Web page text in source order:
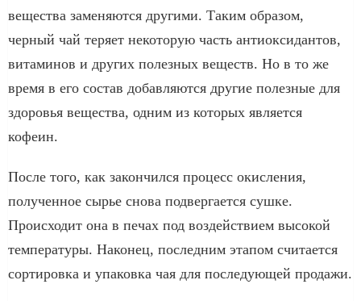
вещества заменяются другими. Таким образом,
черный чай теряет некоторую часть антиоксидантов,
витаминов и других полезных веществ. Но в то же
время в его состав добавляются другие полезные для
здоровья вещества, одним из которых является
кофеин.
После того, как закончился процесс окисления,
полученное сырье снова подвергается сушке.
Происходит она в печах под воздействием высокой
температуры. Наконец, последним этапом считается
сортировка и упаковка чая для последующей продажи.